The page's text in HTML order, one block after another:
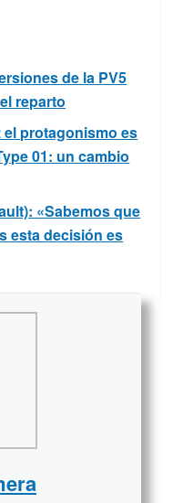
de la PV5
reparto
el protagonismo es
01: un cambio
«Sabemos que
esta decisión es